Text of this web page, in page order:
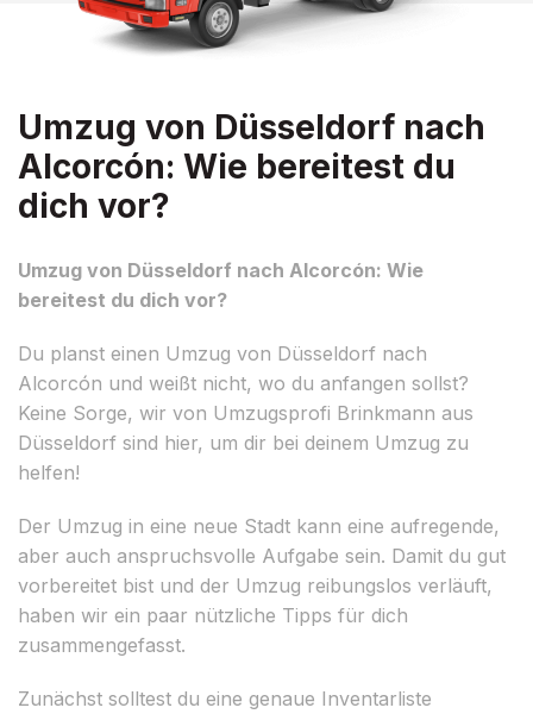
Umzug von Düsseldorf nach
Alcorcón: Wie bereitest du
dich vor?
Umzug von Düsseldorf nach Alcorcón: Wie
bereitest du dich vor?
Du planst einen Umzug von Düsseldorf nach
Alcorcón und weißt nicht, wo du anfangen sollst?
Keine Sorge, wir von Umzugsprofi Brinkmann aus
Düsseldorf sind hier, um dir bei deinem Umzug zu
helfen!
Der Umzug in eine neue Stadt kann eine aufregende,
aber auch anspruchsvolle Aufgabe sein. Damit du gut
vorbereitet bist und der Umzug reibungslos verläuft,
haben wir ein paar nützliche Tipps für dich
zusammengefasst.
Zunächst solltest du eine genaue Inventarliste